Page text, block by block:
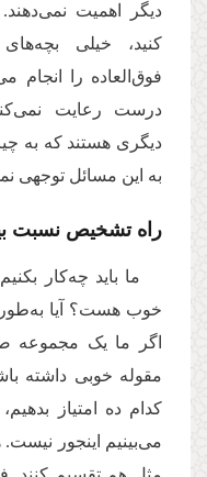
دیگر اهمیت
کنید، خیلی
فوق‌العاده را انجام
درست رعایت
دیگری هستند که به
به این مسائل توجهی
راه تشخیص نسبت
ما باید چه‌کار
خوب هست؟ آیا
اگر ما یک مجموعه
مقوله خوبی داشته
کدام ده‌ امتیاز
می‌بینیم اینجور نیست.